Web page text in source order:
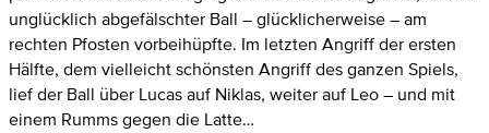
unglücklich abgefälschter Ball – glücklicherweise – am
rechten Pfosten vorbeihüpfte. Im letzten Angriff der ersten
Hälfte, dem vielleicht schönsten Angriff des ganzen Spiels,
lief der Ball über Lucas auf Niklas, weiter auf Leo – und mit
einem Rumms gegen die Latte…